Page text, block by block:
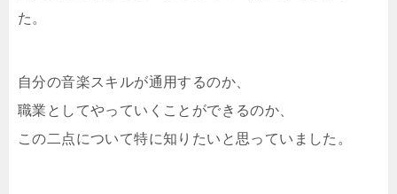
た。
自分の音楽スキルが通用するのか、
職業としてやっていくことができるのか、
この二点について特に知りたいと思っていました。